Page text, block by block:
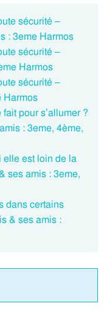
sécurité –
: 3eme Harmos
sécurité –
Harmos
sécurité –
Harmos
pour s’allumer ?
: 3eme, 4ème,
elle est loin de la
ses amis : 3eme,
dans certains
& ses amis :